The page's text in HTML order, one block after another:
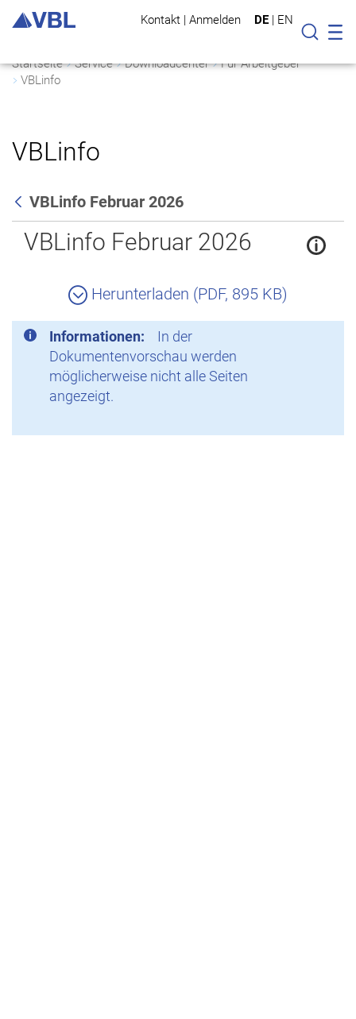
Kontakt | Anmelden DE | EN
Suche
Startseite Service Downloadcenter
Für Arbeitgeber
VBLinfo
VBLinfo
Zurück
VBLinfo Februar 2026
VBLinfo Februar 2026
Herunterladen (PDF, 895 KB)
Informationen:
In der
Dokumentenvorschau werden
möglicherweise nicht alle Seiten
angezeigt.